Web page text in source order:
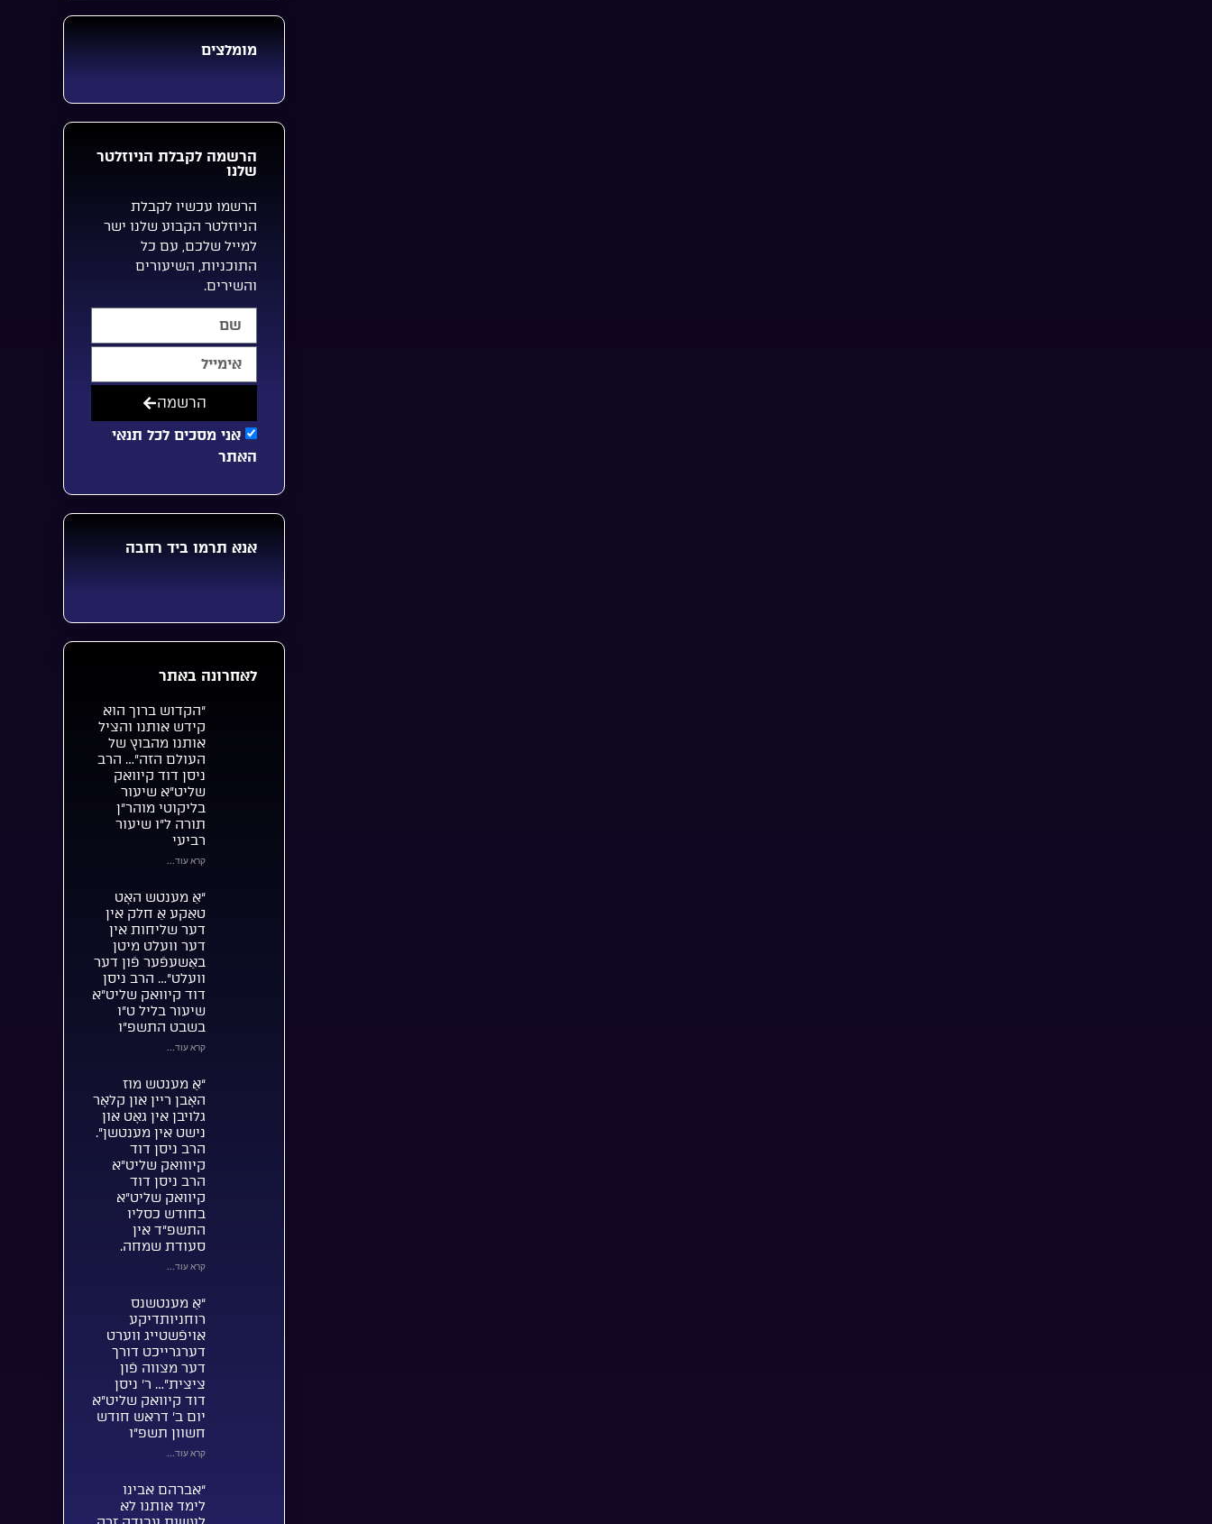
מומלצים
הרשמה לקבלת הניוזלטר
שלנו
הרשמו עכשיו לקבלת
הניוזלטר הקבוע שלנו ישר
למייל שלכם, עם כל
התוכניות, השיעורים
והשירים.
אני מסכים לכל תנאי
האתר
הרשמה
אנא תרמו ביד רחבה
לאחרונה באתר
“הקדוש ברוך הוא
קידש אותנו והציל
אותנו מהבוץ של
העולם הזה”… הרב
ניסן דוד קיוואק
שליט”א שיעור
בליקוטי מוהר”ן
תורה ל”ו שיעור
רביעי
קרא עוד...
“אַ מענטש האָט
טאַקע אַ חלק אין
דער שליחות אין
דער וועלט מיטן
באַשעפֿער פֿון דער
וועלט”… הרב ניסן
דוד קיוואק שליט”א
שיעור בליל ט”ו
בשבט התשפ”ו
קרא עוד...
“אַ מענטש מוז
האָבן ריין און קלאָר
גלויבן אין גאָט און
נישט אין מענטשן”.
הרב ניסן דוד
קיווואק שליט”א
הרב ניסן דוד
קיוואק שליט”א
בחודש כסליו
התשפ”ד אין
סעודת שמחה.
קרא עוד...
“אַ מענטשנס
רוחניותדיקע
אויפֿשטייג ווערט
דערגרייכט דורך
דער מצווה פֿון
ציצית”… ר’ ניסן
דוד קיוואק שליט”א
יום ב’ דראש חודש
חשוון תשפ”ו
קרא עוד...
“אברהם אבינו
לימד אותנו לא